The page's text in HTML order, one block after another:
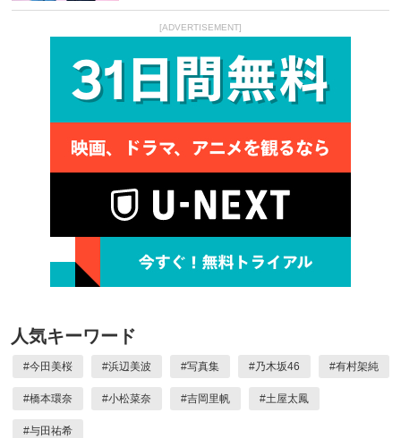
[ADVERTISEMENT]
人気キーワード
#今田美桜 #浜辺美波 #写真集 #乃木坂46 #有村架純
#橋本環奈 #小松菜奈 #吉岡里帆 #土屋太鳳
#与田祐希